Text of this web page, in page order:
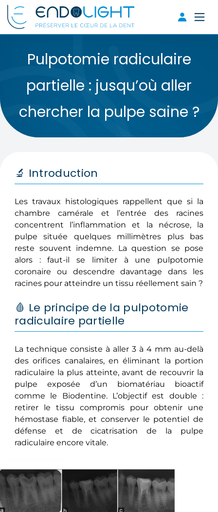
Pulpotomie radiculaire
partielle : jusqu’où aller
chercher la pulpe saine ?
🔬 Introduction
Les travaux histologiques rappellent que si la
chambre camérale et l’entrée des racines
concentrent l’inflammation et la nécrose, la
pulpe située quelques millimètres plus bas
reste souvent indemne. La question se pose
alors : faut-il se limiter à une pulpotomie
coronaire ou descendre davantage dans les
racines pour atteindre un tissu réellement sain ?
🩸 Le principe de la pulpotomie
radiculaire partielle
La technique consiste à aller 3 à 4 mm au-delà
des orifices canalaires, en éliminant la portion
radiculaire la plus atteinte, avant de recouvrir la
pulpe exposée d’un biomatériau bioactif
comme le Biodentine. L’objectif est double :
retirer le tissu compromis pour obtenir une
hémostase fiable, et conserver le potentiel de
défense et de cicatrisation de la pulpe
radiculaire encore vitale.